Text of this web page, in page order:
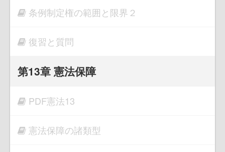
条例制定権の範囲と限界２
復習と質問
第13章 憲法保障
PDF憲法13
憲法保障の諸類型